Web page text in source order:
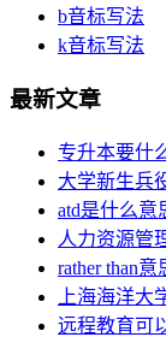
b音标写法
k音标写法
最新文章
专升本要什
大学新生兵
atd是什么意
人力资源管
rather than意
上海海洋大
远程教育可